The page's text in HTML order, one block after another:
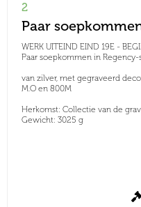
2
Paar
WERK UITEIND EIND 19E -
Paar soepkommen in Regency-
van zilver, met gegraveerd
M.O en 800M
Herkomst: Collectie van de
Gewicht: 3025 g